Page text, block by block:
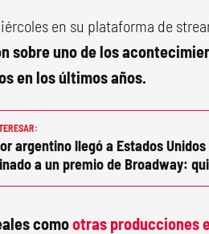
en su plataforma de
sobre uno de los
en los últimos años.
argentino llegó a Estados
a un premio de Broadway:
comootras producciones